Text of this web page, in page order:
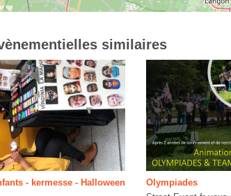
similaires
- kermesse - Halloween
Olympiades